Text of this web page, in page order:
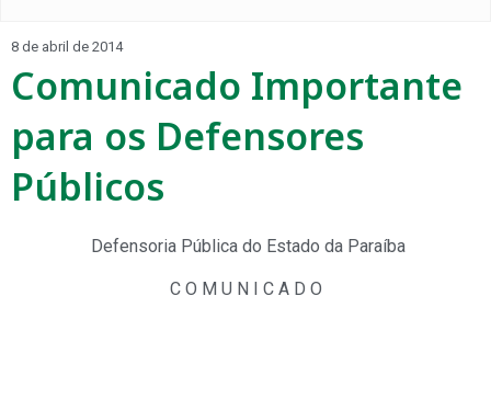
8 de abril de 2014
Comunicado Importante
para os Defensores
Públicos
Defensoria Pública do Estado da Paraíba
C O M U N I C A D O